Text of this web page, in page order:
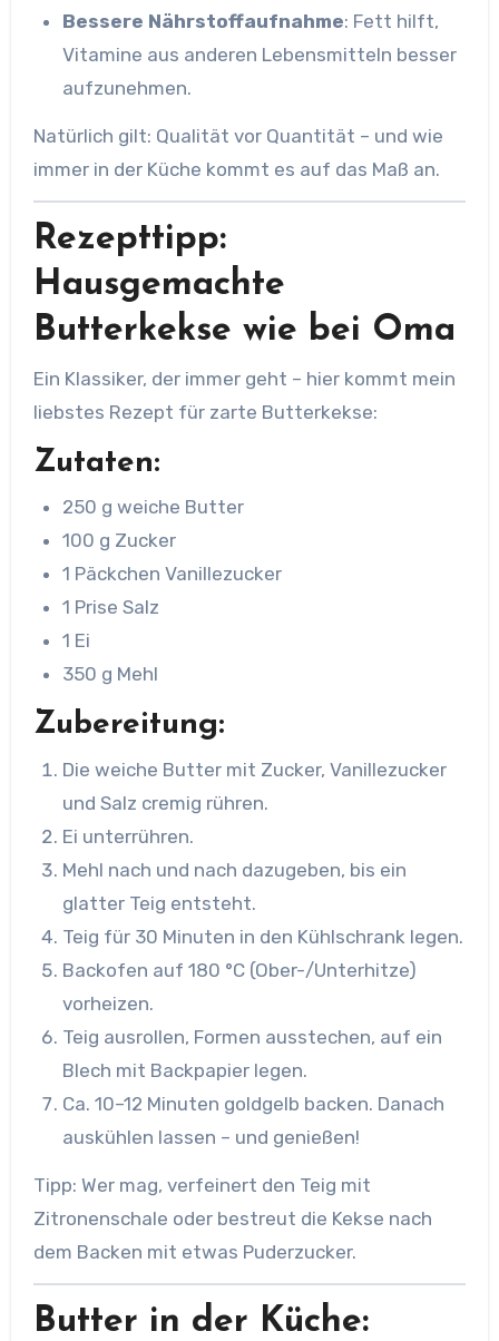
Bessere Nährstoffaufnahme: Fett hilft,
Vitamine aus anderen Lebensmitteln besser
aufzunehmen.
Natürlich gilt: Qualität vor Quantität – und wie
immer in der Küche kommt es auf das Maß an.
Rezepttipp:
Hausgemachte
Butterkekse wie bei Oma
Ein Klassiker, der immer geht – hier kommt mein
liebstes Rezept für zarte Butterkekse:
Zutaten:
250 g weiche Butter
100 g Zucker
1 Päckchen Vanillezucker
1 Prise Salz
1 Ei
350 g Mehl
Zubereitung:
Die weiche Butter mit Zucker, Vanillezucker
und Salz cremig rühren.
Ei unterrühren.
Mehl nach und nach dazugeben, bis ein
glatter Teig entsteht.
Teig für 30 Minuten in den Kühlschrank legen.
Backofen auf 180 °C (Ober-/Unterhitze)
vorheizen.
Teig ausrollen, Formen ausstechen, auf ein
Blech mit Backpapier legen.
Ca. 10–12 Minuten goldgelb backen. Danach
auskühlen lassen – und genießen!
Tipp: Wer mag, verfeinert den Teig mit
Zitronenschale oder bestreut die Kekse nach
dem Backen mit etwas Puderzucker.
Butter in der Küche: